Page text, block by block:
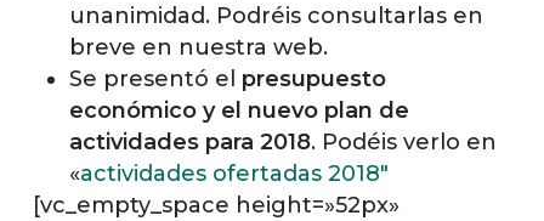
unanimidad. Podréis consultarlas en
breve en nuestra web.
Se presentó el presupuesto
económico y el nuevo plan de
actividades para 2018. Podéis verlo en
«actividades ofertadas 2018″
[vc_empty_space height=»52px»